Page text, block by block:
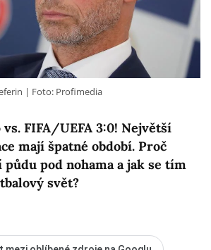
FIFA/UEFA 3:0! Největší
mají špatné období. Proč
pod nohama a jak se tím
svět?
Foto: Profimedia